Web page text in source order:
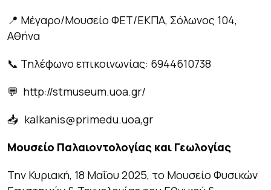
📍 Μέγαρο/Μουσείο ΦΕΤ/ΕΚΠΑ, Σόλωνος 104,
Αθήνα
📞 Τηλέφωνο επικοινωνίας: 6944610738
💬 http://stmuseum.uoa.gr/
📥 kalkanis@primedu.uoa,gr
Μουσείο Παλαιοντολογίας και Γεωλογίας
Την Κυριακή, 18 Μαΐου 2025, το Μουσείο Φυσικών